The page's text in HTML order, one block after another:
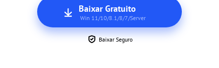
Baixar Gratuito
Win 11/10/8.1/8/7/Server
Baixar Seguro